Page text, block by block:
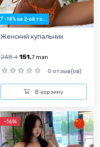
-10% на 2-ой то...
Женский купальник
248.4 151.7 man
0 отзыв(ов)
В корзину
-16%